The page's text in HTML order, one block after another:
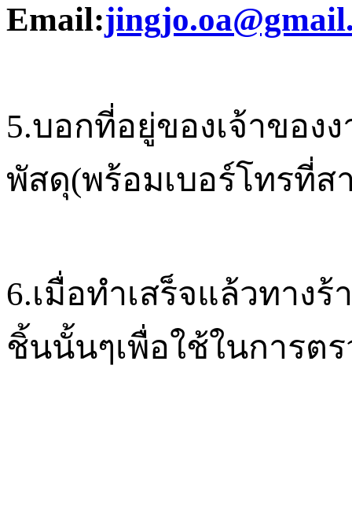
Email:
5.บอกที่อยู่ของเจ้าของ
พัสดุ(พร้อมเบอร์โทรที่
6.เมื่อทำเสร็จแล้วทาง
ชิ้นนั้นๆเพื่อใช้ในการต